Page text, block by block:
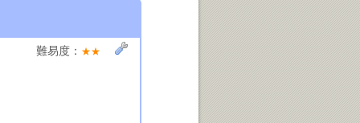
難易度： ★★